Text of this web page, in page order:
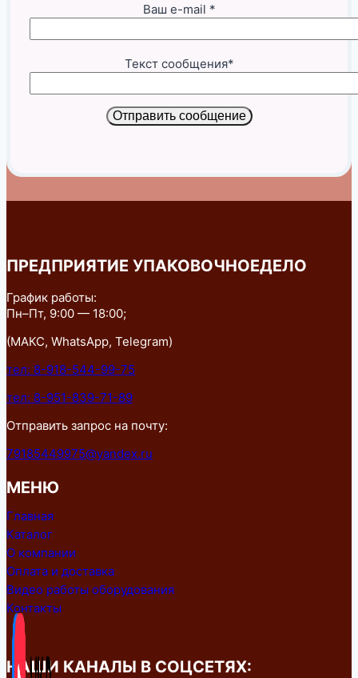
Ваш e-mail *
Текст сообщения*
Отправить сообщение
ПРЕДПРИЯТИЕ УПАКОВОЧНОЕДЕЛО
График работы:
Пн–Пт, 9:00 — 18:00;
(МАКС, WhatsApp, Telegram)
тел: 8-918-544-99-75
тел: 8-951-839-71-89
Отправить запрос на почту:
79185449975@yandex.ru
МЕНЮ
Главная
Каталог
О компании
Оплата и доставка
Видео работы оборудования
Контакты
НАШИ КАНАЛЫ В СОЦСЕТЯХ: